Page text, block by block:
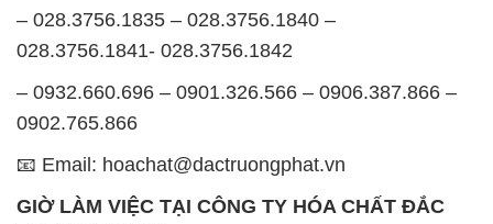
📧 Email: hoachat@dactruongphat.vn
TRƯỜNG PHÁT
được tổ chức như sau:
Thứ 2 đến thứ 6: Buổi sáng: từ 8h đến 11h – Buổi